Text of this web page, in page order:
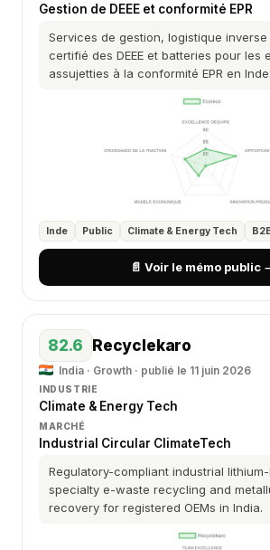
Gestion de DEEE et conformité EPR
Services de gestion, logistique
certifié des DEEE et batteries pour les
assujetties à la conformité EPR en Inde.
Inde Public Climate & Energy Tech
📄 Voir le mémo public
82.6 Recyclekaro
India · Growth · publié le 11 juin 2026
INDUSTRIE
Climate & Energy Tech
MARCHÉ
Industrial Circular ClimateTech
Regulatory-compliant industrial
specialty e-waste recycling and
recovery for registered OEMs in India.